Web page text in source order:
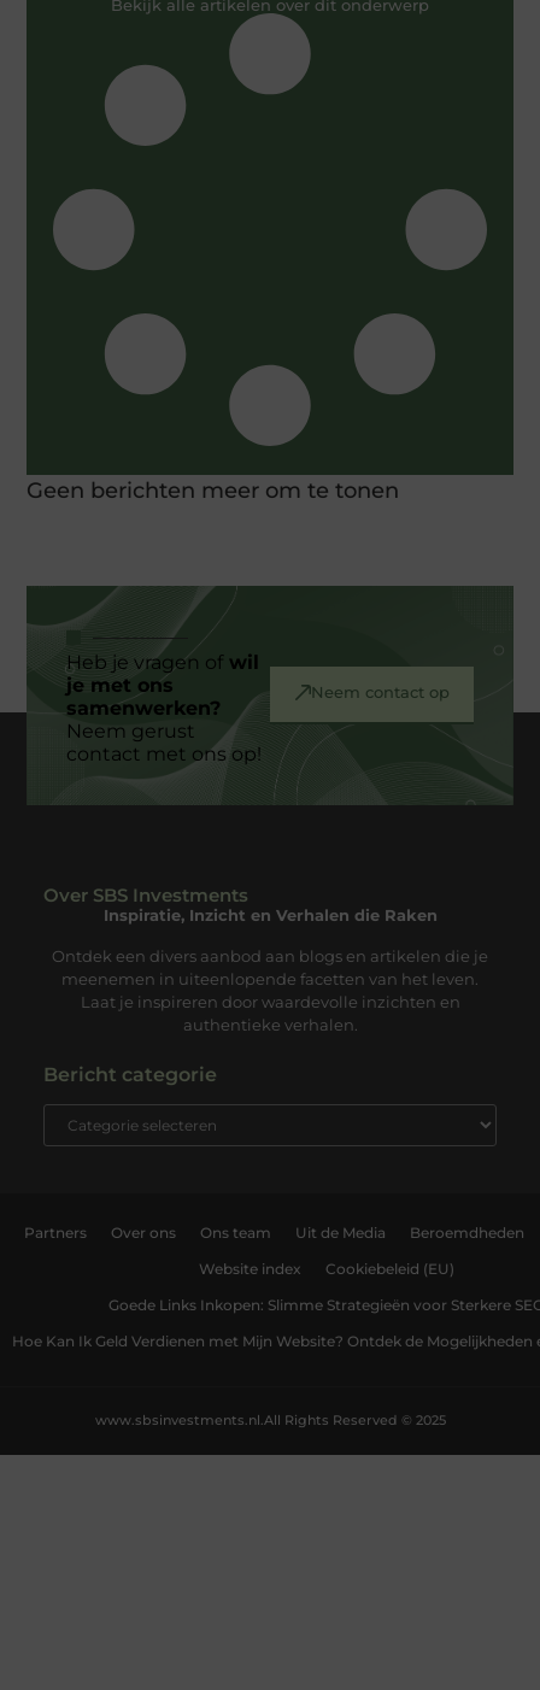
Bekijk alle artikelen over dit onderwerp
Geen berichten meer om te tonen
Heb je vragen ofwil
je met ons
samenwerken?
Neem gerust
contact met ons op!
Neem contact op
Over SBS Investments
Inspiratie, Inzicht en Verhalen die Raken
Ontdek een divers aanbod aan blogs en artikelen die je
meenemen in uiteenlopende facetten van het leven.
Laat je inspireren door waardevolle inzichten en
authentieke verhalen.
Bericht categorie
Partners Over ons Ons team Uit de Media Beroemdheden
Website index Cookiebeleid (EU)
Goede Links Inkopen: Slimme Strategieën voor Sterkere
Hoe Kan Ik Geld Verdienen met Mijn Website? Ontdek de Mogelijkheden
All Rights Reserved © 2025
www.sbsinvestments.nl.